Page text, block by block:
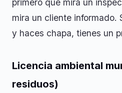
mira un cliente informado.
y haces chapa, tienes un
Licencia ambiental
residuos)